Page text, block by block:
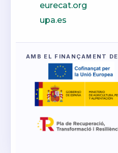
eurecat.org
upa.es
AMB EL FINANÇAMENT DE